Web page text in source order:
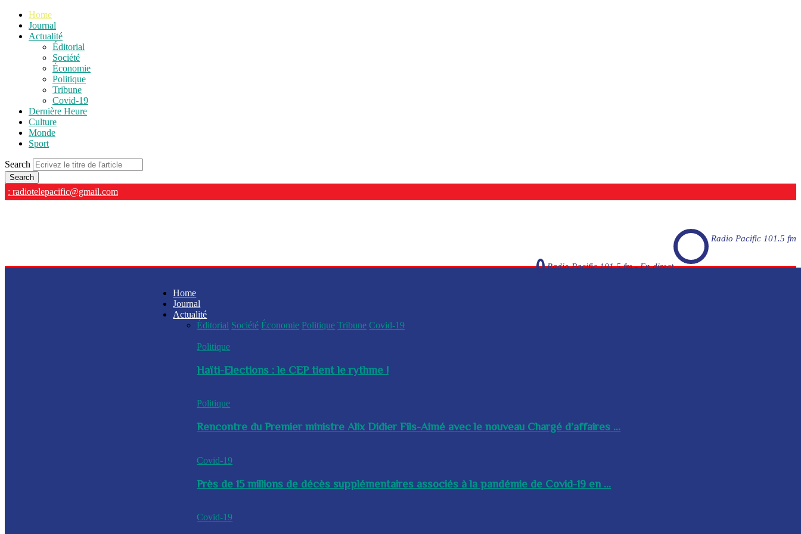
Home
Journal
Actualité
Éditorial
Société
Économie
Politique
Tribune
Covid-19
Dernière Heure
Culture
Monde
Sport
Search
: radiotelepacific@gmail.com
Radio Pacific 101.5 fm
Radio Pacific 101.5 fm - En direct
Home
Journal
Actualité
Éditorial Société Économie Politique Tribune Covid-19
Politique
Haïti-Elections : le CEP tient le rythme !
Politique
Rencontre du Premier ministre Alix Didier Fils-Aimé avec le nouveau Chargé d’affaires ...
Covid-19
Près de 15 millions de décès supplémentaires associés à la pandémie de Covid-19 en ...
Covid-19